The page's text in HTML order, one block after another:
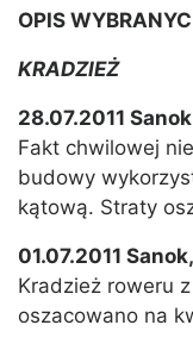
OPIS
KRADZIEŻ
28.07.2011
Fakt chwilowej
budowy
kątową. Straty
01.07.2011
Kradzież roweru
oszacowano na